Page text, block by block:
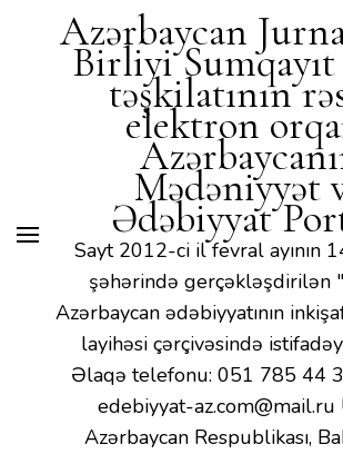
Azərbaycan
Birliyi Sumqayıt
təşkilatının
elektron
Mədəniyyət
Ədəbiyyat
Sayt 2012-ci il fevral ayının
şəhərində gerçəkləşdirilən
Azərbaycan ədəbiyyatının
layihəsi çərçivəsində
Əlaqə telefonu: 051 785 44
edebiyyat-az.com@mail.ru
Azərbaycan Respublikası,